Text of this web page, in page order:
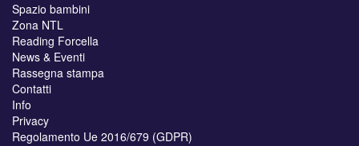
Spazio bambini
Zona NTL
Reading Forcella
News & Eventi
Rassegna stampa
Contatti
Info
Privacy
Regolamento Ue 2016/679 (GDPR)